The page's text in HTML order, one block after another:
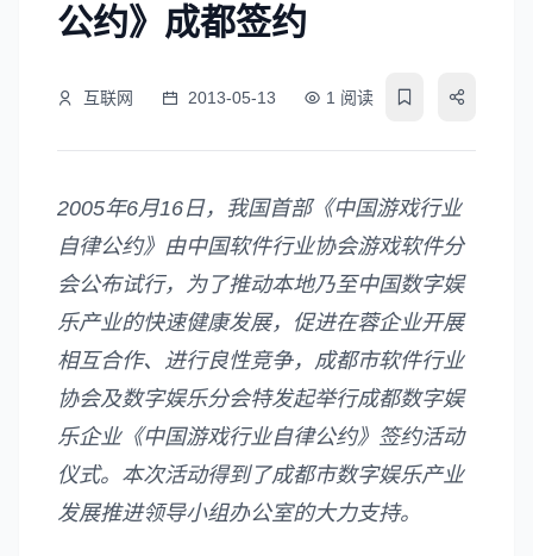
公约》成都签约
互联网 2013-05-13 1 阅读
2005年6月16日，我国首部《中国游戏行业
自律公约》由中国软件行业协会游戏软件分
会公布试行，为了推动本地乃至中国数字娱
乐产业的快速健康发展，促进在蓉企业开展
相互合作、进行良性竞争，成都市软件行业
协会及数字娱乐分会特发起举行成都数字娱
乐企业《中国游戏行业自律公约》签约活动
仪式。本次活动得到了成都市数字娱乐产业
发展推进领导小组办公室的大力支持。